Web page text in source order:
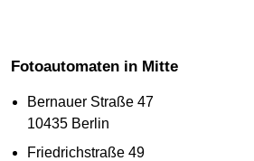
Fotoautomaten in Mitte
Bernauer Straße 47
10435 Berlin
Friedrichstraße 49